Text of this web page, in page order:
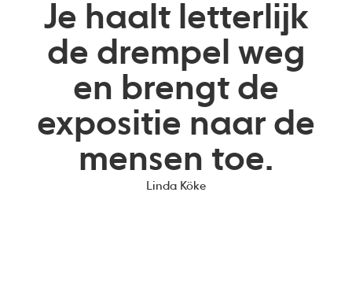
Je haalt letterlijk
de drempel weg
en brengt de
expositie naar de
mensen toe.
Linda Köke